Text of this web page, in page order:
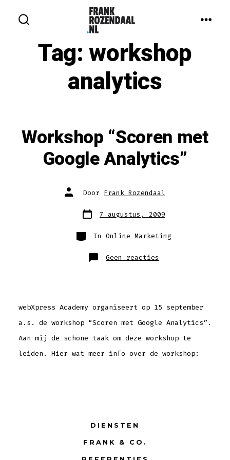
overslaan
IN-/UITSCHAKELEN
Tag:workshop
analytics
Workshop “Scoren met
Google Analytics”
Auteur
van Door Frank Rozendaal
Berichtdatum
7 augustus, 2009
Categorieën
In Online Marketing
Geen reacties
Workshop
webXpress Academy organiseert op 15 september
a.s. de workshop “Scoren met Google Analytics”.
Aan mij de schone taak om deze workshop te
leiden. Hier wat meer info over de workshop:
DIENSTEN
FRANK & CO.